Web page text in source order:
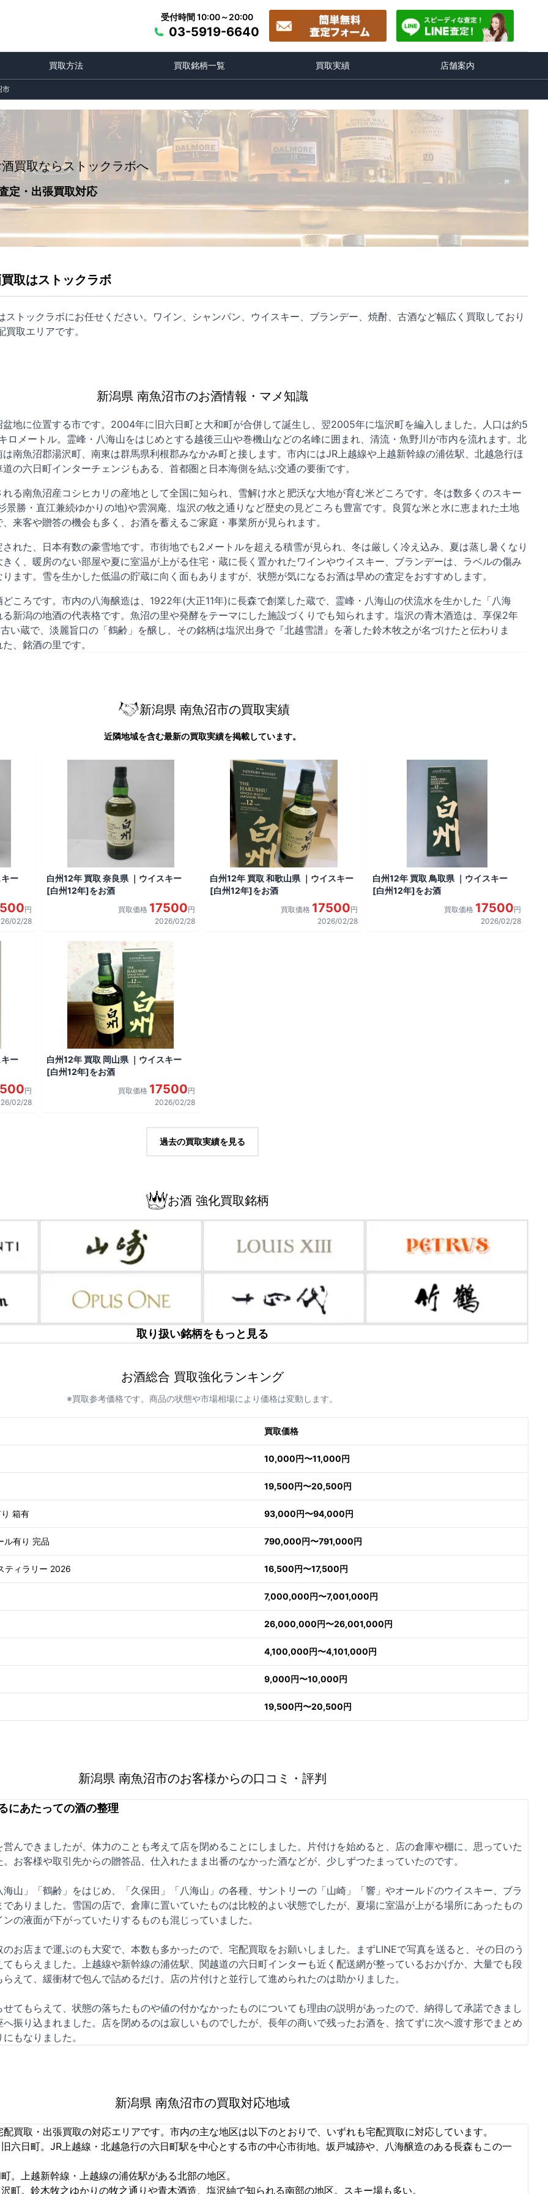
受付時間 10:00～20:00
03-5919-6640
買取方法 買取銘柄一覧 買取実績 店舗案内
市
買取ならストックラボへ
定・出張買取対応
取はストックラボ
ストックラボにお任せください。ワイン、シャンパン、ウイスキー、ブランデー、焼酎、古酒など幅広く買取しており
買取エリアです。
新潟県 南魚沼市のお酒情報・マメ知識
地に位置する市です。2004年に旧六日町と大和町が合併して誕生し、翌2005年に塩沢町を編入しました。人口は約5
ロメートル。霊峰・八海山をはじめとする越後三山や巻機山などの名峰に囲まれ、清流・魚野川が市内を流れます。北
南魚沼郡湯沢町、南東は群馬県利根郡みなかみ町と接します。市内にはJR上越線や上越新幹線の浦佐駅、北越急行ほ
の六日町インターチェンジもある、首都圏と日本海側を結ぶ交通の要衝です。
る南魚沼産コシヒカリの産地として全国に知られ、雪解け水と肥沃な大地が育む米どころです。冬は数多くのスキー
景勝・直江兼続ゆかりの地)や雲洞庵、塩沢の牧之通りなど歴史の見どころも豊富です。良質な米と水に恵まれた土地
来客や贈答の機会も多く、お酒を蓄えるご家庭・事業所が見られます。
れた、日本有数の豪雪地です。市街地でも2メートルを超える積雪が見られ、冬は厳しく冷え込み、夏は蒸し暑くなり
く、暖房のない部屋や夏に室温が上がる住宅・蔵に長く置かれたワインやウイスキー、ブランデーは、ラベルの傷み
ます。雪を生かした低温の貯蔵に向く面もありますが、状態が気になるお酒は早めの査定をおすすめします。
ころです。市内の八海醸造は、1922年(大正11年)に長森で創業した蔵で、霊峰・八海山の伏流水を生かした「八海
新潟の地酒の代表格です。魚沼の里や発酵をテーマにした施設づくりでも知られます。塩沢の青木酒造は、享保2年
い蔵で、淡麗旨口の「鶴齢」を醸し、その銘柄は塩沢出身で『北越雪譜』を著した鈴木牧之が名づけたと伝わりま
、銘酒の里です。
新潟県 南魚沼市の買取実績
近隣地域を含む最新の買取実績を掲載しています。
ー
円
02/28
白州12年 買取 奈良県 ｜ウイスキー
[白州12年]をお酒
買取価格 17500円
2026/02/28
白州12年 買取 和歌山県 ｜ウイスキー
[白州12年]をお酒
買取価格 17500円
2026/02/28
白州12年 買取 鳥取県 ｜ウイスキー
[白州12年]をお酒
買取価格 17500円
2026/02/28
ー
円
02/28
白州12年 買取 岡山県 ｜ウイスキー
[白州12年]をお酒
買取価格 17500円
2026/02/28
過去の買取実績を見る
お酒 強化買取銘柄
取り扱い銘柄をもっと見る
お酒総合 買取強化ランキング
※買取参考価格です。商品の状態や市場相場により価格は変動します。
買取価格
10,000円〜11,000円
19,500円〜20,500円
箱有 93,000円〜94,000円
ル有り 完品 790,000円〜791,000円
ティラリー 2026 16,500円〜17,500円
7,000,000円〜7,001,000円
26,000,000円〜26,001,000円
4,100,000円〜4,101,000円
9,000円〜10,000円
19,500円〜20,500円
新潟県 南魚沼市のお客様からの口コミ・評判
にあたっての酒の整理
んできましたが、体力のことも考えて店を閉めることにしました。片付けを始めると、店の倉庫や棚に、思っていた
お客様や取引先からの贈答品、仕入れたまま出番のなかった酒などが、少しずつたまっていたのです。
山」「鶴齢」をはじめ、「久保田」「八海山」の各種、サントリーの「山崎」「響」やオールドのウイスキー、ブラ
ありました。雪国の店で、倉庫に置いていたものは比較的よい状態でしたが、夏場に室温が上がる場所にあったもの
の液面が下がっていたりするものも混じっていました。
お店まで運ぶのも大変で、本数も多かったので、宅配買取をお願いしました。まずLINEで写真を送ると、その日のう
もらえました。上越線や新幹線の浦佐駅、関越道の六日町インターも近く配送網が整っているおかげか、大量でも段
えて、緩衝材で包んで詰めるだけ。店の片付けと並行して進められたのは助かりました。
てもらえて、状態の落ちたものや値の付かなかったものについても理由の説明があったので、納得して承諾できまし
振り込まれました。店を閉めるのは寂しいものでしたが、長年の商いで残ったお酒を、捨てずに次へ渡す形でまとめ
もなりました。
新潟県 南魚沼市の買取対応地域
買取・出張買取の対応エリアです。市内の主な地区は以下のとおりで、いずれも宅配買取に対応しています。
六日町。JR上越線・北越急行の六日町駅を中心とする市の中心市街地。坂戸城跡や、八海醸造のある長森もこの一
。上越新幹線・上越線の浦佐駅がある北部の地区。
町。鈴木牧之ゆかりの牧之通りや青木酒造、塩沢紬で知られる南部の地区。スキー場も多い。